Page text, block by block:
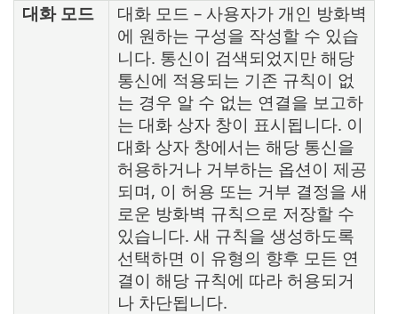
대화 모드
대화 모드 – 사용자가 개인 방화벽
에 원하는 구성을 작성할 수 있습
니다. 통신이 검색되었지만 해당
통신에 적용되는 기존 규칙이 없
는 경우 알 수 없는 연결을 보고하
는 대화 상자 창이 표시됩니다. 이
대화 상자 창에서는 해당 통신을
허용하거나 거부하는 옵션이 제공
되며, 이 허용 또는 거부 결정을 새
로운 방화벽 규칙으로 저장할 수
있습니다. 새 규칙을 생성하도록
선택하면 이 유형의 향후 모든 연
결이 해당 규칙에 따라 허용되거
나 차단됩니다.